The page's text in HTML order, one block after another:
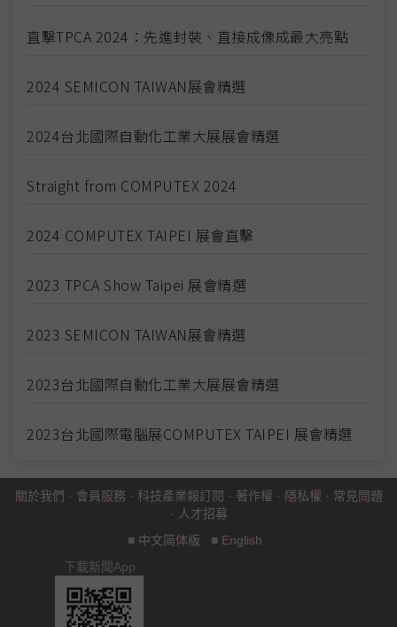
直擊TPCA 2024：先進封裝、直接成像成最大亮點
2024 SEMICON TAIWAN展會精選
2024台北國際自動化工業大展展會精選
Straight from COMPUTEX 2024
2024 COMPUTEX TAIPEI 展會直擊
2023 TPCA Show Taipei 展會精選
2023 SEMICON TAIWAN展會精選
2023台北國際自動化工業大展展會精選
2023台北國際電腦展COMPUTEX TAIPEI 展會精選
關於我們 · 會員服務 · 科技產業報訂閱 · 著作權 · 隱私權 · 常見問題
· 人才招募
■ 中文简体版 ■ English
下載新聞App